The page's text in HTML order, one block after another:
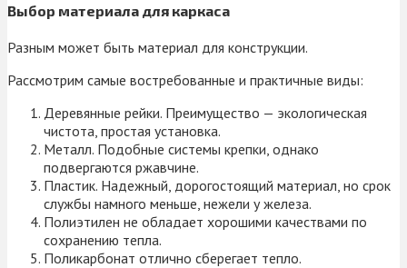
Выбор материала для каркаса
Разным может быть материал для конструкции.
Рассмотрим самые востребованные и практичные виды:
Деревянные рейки. Преимущество — экологическая
чистота, простая установка.
Металл. Подобные системы крепки, однако
подвергаются ржавчине.
Пластик. Надежный, дорогостоящий материал, но срок
службы намного меньше, нежели у железа.
Полиэтилен не обладает хорошими качествами по
сохранению тепла.
Поликарбонат отлично сберегает тепло.